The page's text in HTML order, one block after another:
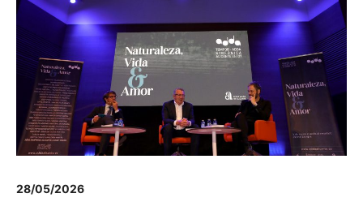
28/05/2026